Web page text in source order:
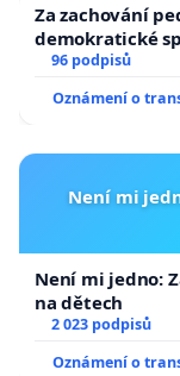
Za zachování
demokratické
96 podpisů
Oznámení o
Není mi
Není mi jedno:
na dětech
2 023 podpisů
Oznámení o